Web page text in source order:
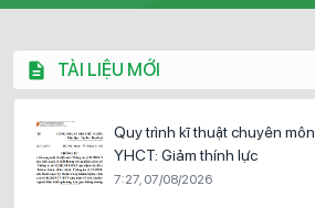
TÀI LIỆU MỚI
Quy trình kĩ thuật chuyên môn
YHCT: Giảm thính lực
7:27, 07/08/2026